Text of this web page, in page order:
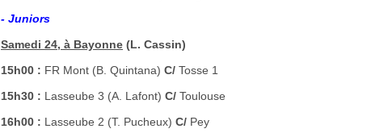
- Juniors
Samedi 24, à Bayonne (L. Cassin)
15h00 : FR Mont (B. Quintana) C/ Tosse 1
15h30 : Lasseube 3 (A. Lafont) C/ Toulouse
16h00 : Lasseube 2 (T. Pucheux) C/ Pey